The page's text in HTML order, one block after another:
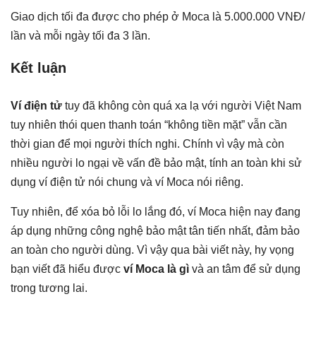
Giao dịch tối đa được cho phép ở Moca là 5.000.000 VNĐ/
lần và mỗi ngày tối đa 3 lần.
Kết luận
Ví điện tử tuy đã không còn quá xa lạ với người Việt Nam
tuy nhiên thói quen thanh toán “không tiền mặt” vẫn cần
thời gian để mọi người thích nghi. Chính vì vậy mà còn
nhiều người lo ngại về vấn đề bảo mật, tính an toàn khi sử
dụng ví điện tử nói chung và ví Moca nói riêng.
Tuy nhiên, để xóa bỏ lỗi lo lắng đó, ví Moca hiện nay đang
áp dụng những công nghệ bảo mật tân tiến nhất, đảm bảo
an toàn cho người dùng. Vì vậy qua bài viết này, hy vọng
bạn viết đã hiểu được ví Moca là gì và an tâm để sử dụng
trong tương lai.